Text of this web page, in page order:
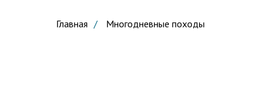
Главная / Многодневные походы